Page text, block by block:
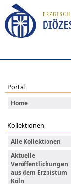
Portal
Home
Kollektionen
Alle Kollektionen
Aktuelle
Veröffentlichungen
aus dem Erzbistum
Köln